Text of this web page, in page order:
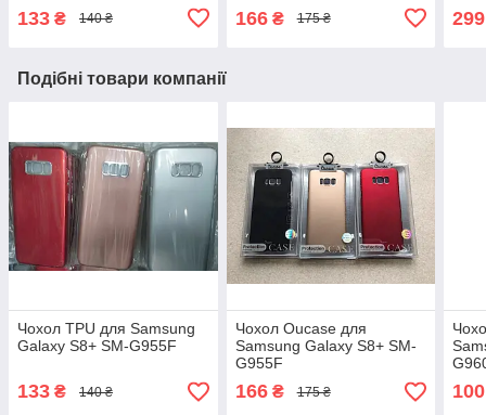
133 ₴ 140 ₴ 166₴ 175 ₴ 299
Подібні товари компанії
Чохол TPU для Samsung
Galaxy S8+ SM-G955F
133 ₴ 140 ₴
Чохол Oucase для
Samsung Galaxy S8+ SM-
G955F
166₴ 175 ₴ 100